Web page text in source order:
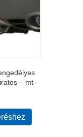
– mt-